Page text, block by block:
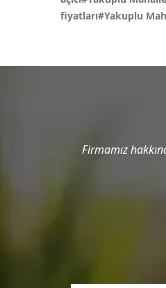
fiyatları#Yakuplu
Firmamız